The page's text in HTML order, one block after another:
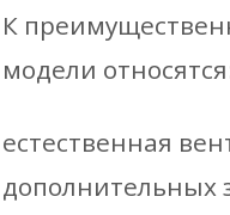
К
модели
естественная
дополнительных